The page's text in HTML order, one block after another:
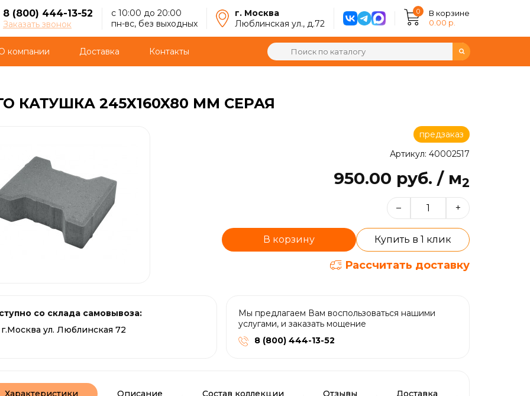
8 (800) 444-13-52
Заказать звонок
с 10:00 до 20:00
пн-вс, без выходных
г. Москва
Люблинская ул., д.72
0
В корзине
0.00 р.
компании Доставка Контакты
КАТУШКА 245X160X80 ММ СЕРАЯ
предзаказ
Артикул: 40002517
950.00 руб. / м2
– +
В корзину Купить в 1 клик
Рассчитать доставку
со склада самовывоза:
г.Москва ул. Люблинская 72
Мы предлагаем Вам воспользоваться нашими
услугами, и заказать мощение
8 (800) 444-13-52
Характеристики Описание Состав коллекции Отзывы Доставка